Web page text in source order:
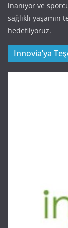
inanıyor ve
sağlıklı yaşamın
hedefliyoruz.
Innovia’ya